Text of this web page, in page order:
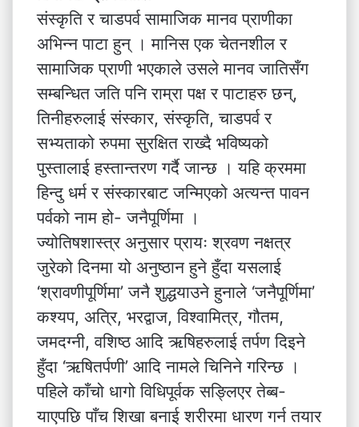
संस्कृति र चाडपर्व सामाजिक मानव प्राणीका
अभिन्न पाटा हुन् । मानिस एक चेतनशील र
सामाजिक प्राणी भएकाले उसले मानव जातिसँग
सम्बन्धित जति पनि राम्रा पक्ष र पाटाहरु छन्,
तिनीहरुलाई संस्कार, संस्कृति, चाडपर्व र
सभ्यताको रुपमा सुरक्षित राख्दै भविष्यको
पुस्तालाई हस्तान्तरण गर्दै जान्छ । यहि क्रममा
हिन्दु धर्म र संस्कारबाट जन्मिएको अत्यन्त पावन
पर्वको नाम हो- जनैपूर्णिमा ।
ज्योतिषशास्त्र अनुसार प्रायः श्रवण नक्षत्र
जुरेको दिनमा यो अनुष्ठान हुने हुँदा यसलाई
‘श्रावणीपूर्णिमा’ जनै शुद्धयाउने हुनाले ‘जनैपूर्णिमा’
कश्यप, अत्रि, भरद्वाज, विश्वामित्र, गौतम,
जमदग्नी, वशिष्ठ आदि ऋषिहरुलाई तर्पण दिइने
हुँदा ‘ऋषितर्पणी’ आदि नामले चिनिने गरिन्छ ।
पहिले काँचो धागो विधिपूर्वक सङ्लिएर तेब्ब-
याएपछि पाँच शिखा बनाई शरीरमा धारण गर्न तयार